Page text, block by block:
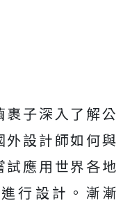
子深入了解公
設計師如何與
應用世界各地
行設計。漸漸